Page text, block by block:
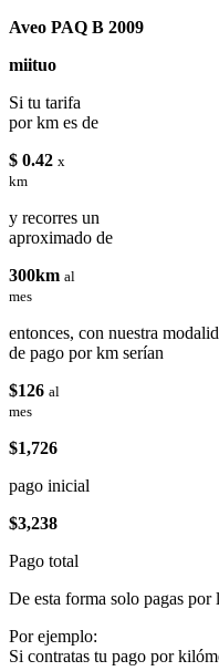
Aveo PAQ B 2009
miituo
Si tu tarifa
por km es de
$ 0.42 x
km
y recorres un
aproximado de
300km al
mes
entonces, con nuestra
de pago por km serían
$126 al
mes
$1,726
pago inicial
$3,238
Pago total
De esta forma solo pagas por
Por ejemplo:
Si contratas tu pago por